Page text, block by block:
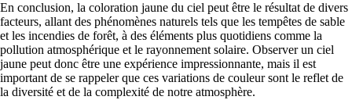
En conclusion, la coloration jaune du ciel peut être le résultat de divers
facteurs, allant des phénomènes naturels tels que les tempêtes de sable
et les incendies de forêt, à des éléments plus quotidiens comme la
pollution atmosphérique et le rayonnement solaire. Observer un ciel
jaune peut donc être une expérience impressionnante, mais il est
important de se rappeler que ces variations de couleur sont le reflet de
la diversité et de la complexité de notre atmosphère.